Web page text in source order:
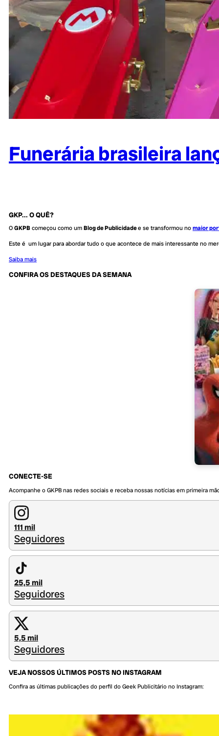
Funerária brasileira
GKP... O QUÊ?
OGKPBcomeçou como umBlog de Publicidadee se transformou nomaior
Este é um lugar para abordar tudo o que acontece de mais interessante no
Saiba mais
CONFIRA OS DESTAQUES DA SEMANA
CONECTE-SE
Acompanhe o GKPB nas redes sociais e receba nossas notícias em primeira
111 mil
Seguidores
25,5 mil
Seguidores
5,5 mil
Seguidores
VEJA NOSSOS ÚLTIMOS POSTS NO INSTAGRAM
Confira as últimas publicações do perfil do Geek Publicitário no Instagram: